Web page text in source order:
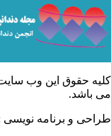
حقوق این وب سایت
باشد.
و برنامه نویسی :